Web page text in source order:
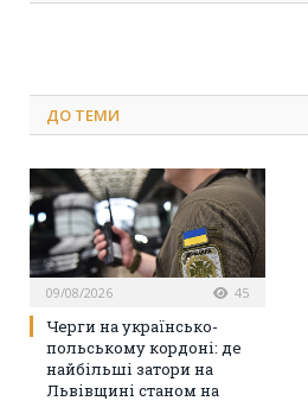
ДО ТЕМИ
09/08/2026 45
Черги на українсько-
польському кордоні: де
найбільші затори на
Львівщині станом на